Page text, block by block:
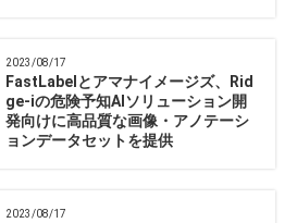
2023/08/17
FastLabelとアマナイメージズ、Rid
ge-iの危険予知AIソリューション開
発向けに高品質な画像・アノテーシ
ョンデータセットを提供
2023/08/17